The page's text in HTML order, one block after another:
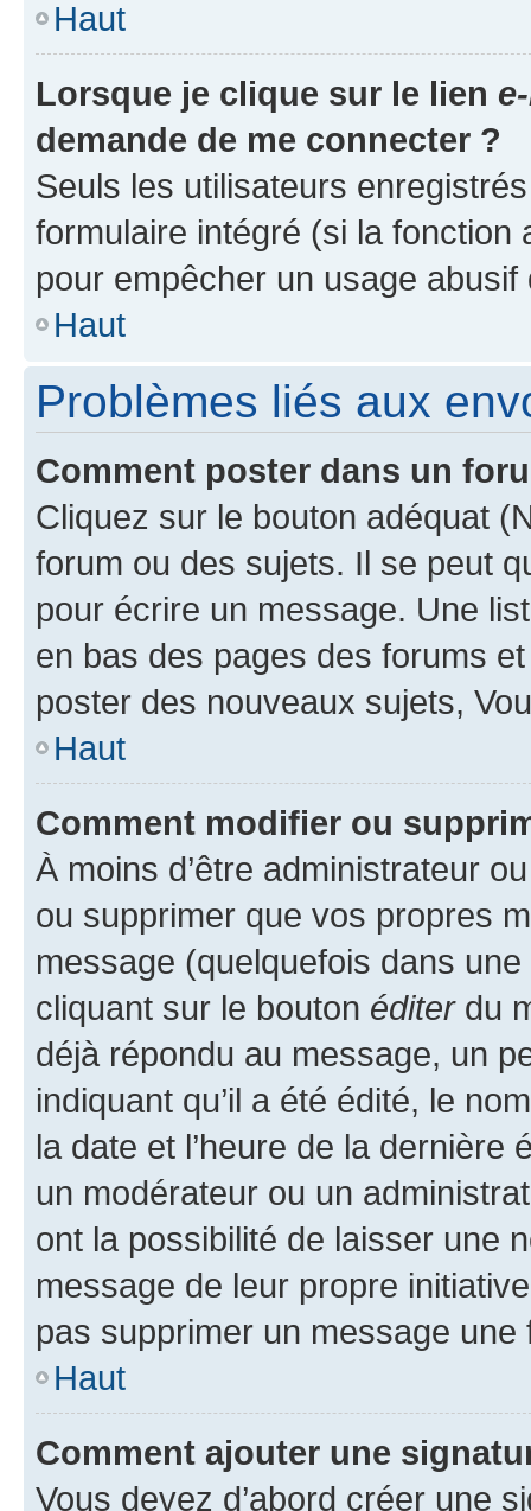
Haut
Lorsque je clique sur le lien
demande de me connecter ?
Seuls les utilisateurs
formulaire intégré (si la fonction
pour empêcher un usage
Haut
Problèmes liés aux
Comment poster dans un
Cliquez sur le bouton adéquat
forum ou des sujets. Il se peut
pour écrire un message. Une
en bas des pages des forums
poster des nouveaux sujets,
Haut
Comment modifier ou
À moins d’être administrateur
ou supprimer que vos propres
message (quelquefois dans
cliquant sur le bouton éditerdu
déjà répondu au message, un
indiquant qu’il a été édité, le
la date et l’heure de la dernière
un modérateur ou un
ont la possibilité de laisser une
message de leur propre
pas supprimer un message une
Haut
Comment ajouter une
Vous devez d’abord créer une